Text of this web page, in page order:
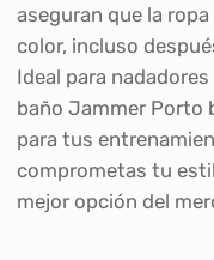
aseguran que la
color, incluso
Ideal para
baño Jammer Porto
para tus
comprometas tu
mejor opción del